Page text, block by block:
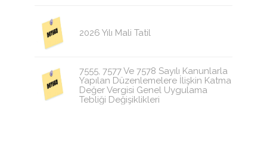
2026 Yılı Mali Tatil
7555, 7577 Ve 7578 Sayılı Kanunlarla
Yapılan Düzenlemelere İlişkin Katma
Değer Vergisi Genel Uygulama
Tebliği Değişiklikleri